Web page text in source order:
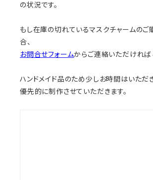
の状況です。
もし在庫の切れているマスクチャームのご
合、
お問合せフォームからご連絡いただければ
ハンドメイド品のため少しお時間はいただ
優先的に制作させていただきます。